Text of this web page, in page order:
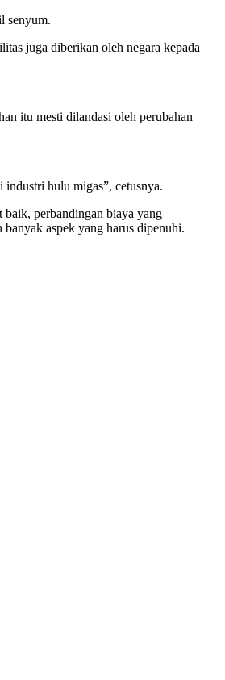
senyum.
juga diberikan oleh negara kepada
itu mesti dilandasi oleh perubahan
hulu migas”, cetusnya.
baik, perbandingan biaya yang
banyak aspek yang harus dipenuhi.